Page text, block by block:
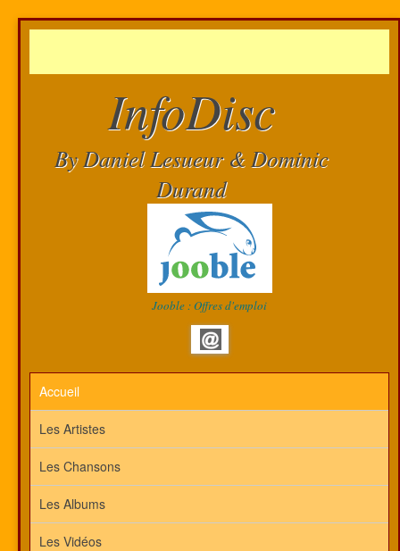
InfoDisc
By Daniel Lesueur & Dominic
Durand
Jooble : Offres d'emploi
Accueil
Les Artistes
Les Chansons
Les Albums
Les Vidéos